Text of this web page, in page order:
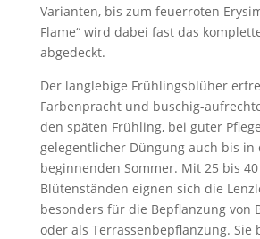
Varianten, bis zum feuerroten
Flame“ wird dabei fast das
abgedeckt.
Der langlebige Frühlingsblüher
Farbenpracht und buschig-
den späten Frühling, bei guter
gelegentlicher Düngung auch bis in
beginnenden Sommer. Mit 25 bis
Blütenständen eignen sich die
besonders für die Bepflanzung von
oder als Terrassenbepflanzung. Sie